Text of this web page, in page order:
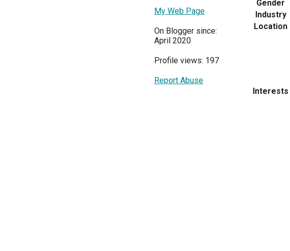
My Web Page
On Blogger since:
April 2020
Profile views: 197
Report Abuse
Gender
Industry
Location
Interests